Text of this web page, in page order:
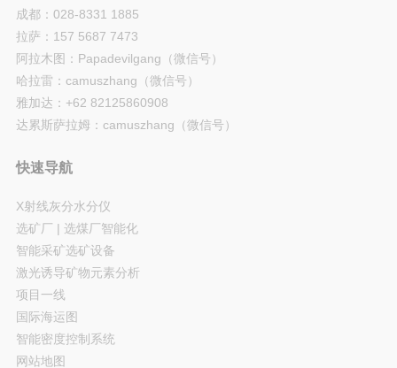
成都：028-8331 1885
拉萨：157 5687 7473
阿拉木图：Papadevilgang（微信号）
哈拉雷：camuszhang（微信号）
雅加达：+62 82125860908
达累斯萨拉姆：camuszhang（微信号）
快速导航
X射线灰分水分仪
选矿厂 | 选煤厂智能化
智能采矿选矿设备
激光诱导矿物元素分析
项目一线
国际海运图
智能密度控制系统
网站地图